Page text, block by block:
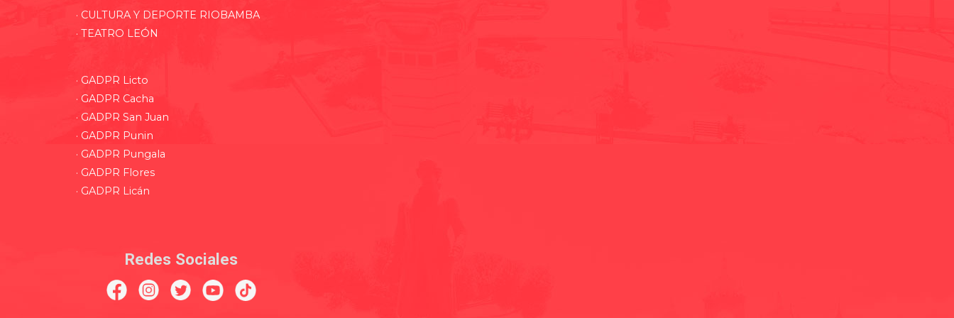
· CULTURA Y DEPORTE RIOBAMBA
· TEATRO LEÓN
· GADPR Licto
· GADPR Cacha
· GADPR San Juan
· GADPR Punin
· GADPR Pungala
· GADPR Flores
· GADPR Licán
Redes Sociales